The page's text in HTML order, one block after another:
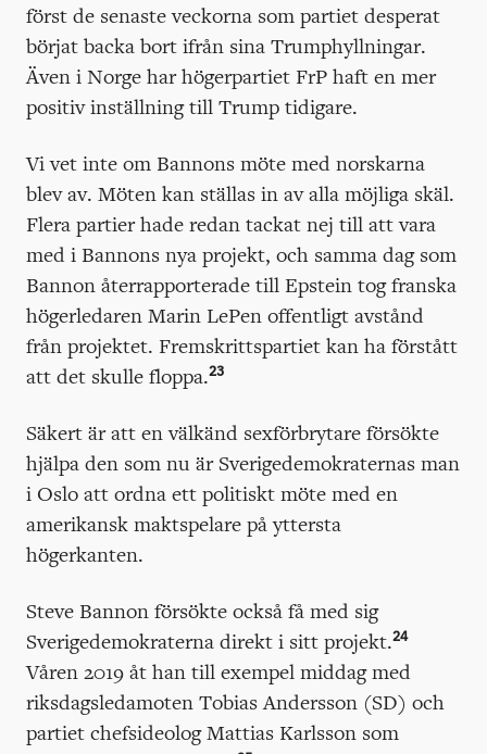
först de senaste veckorna som partiet desperat
börjat backa bort ifrån sina Trumphyllningar.
Även i Norge har högerpartiet FrP haft en mer
positiv inställning till Trump tidigare.
Vi vet inte om Bannons möte med norskarna
blev av. Möten kan ställas in av alla möjliga skäl.
Flera partier hade redan tackat nej till att vara
med i Bannons nya projekt, och samma dag som
Bannon återrapporterade till Epstein tog franska
högerledaren Marin LePen offentligt avstånd
från projektet. Fremskrittspartiet kan ha förstått
att det skulle floppa.23
Säkert är att en välkänd sexförbrytare försökte
hjälpa den som nu är Sverigedemokraternas man
i Oslo att ordna ett politiskt möte med en
amerikansk maktspelare på yttersta
högerkanten.
Steve Bannon försökte också få med sig
Sverigedemokraterna direkt i sitt projekt.24
Våren 2019 åt han till exempel middag med
riksdagsledamoten Tobias Andersson (SD) och
partiet chefsideolog Mattias Karlsson som